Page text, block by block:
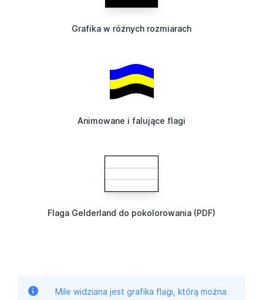
Grafika w różnych rozmiarach
Animowane i falujące flagi
Flaga Gelderland do pokolorowania (PDF)
Mile widziana jest grafika flagi, którą można